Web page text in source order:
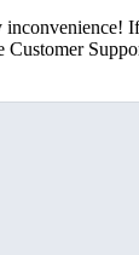
Customer